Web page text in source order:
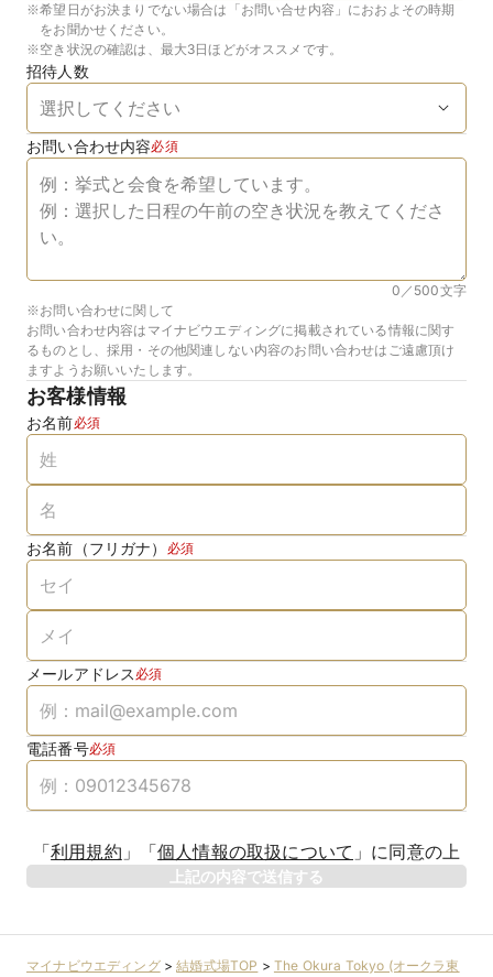
※希望日がお決まりでない場合は「お問い合せ内容」におおよその時期
をお聞かせください。
※空き状況の確認は、最大3日ほどがオススメです。
招待人数
お問い合わせ内容必須
0／500文字
※お問い合わせに関して
お問い合わせ内容はマイナビウエディングに掲載されている情報に関す
るものとし、採用・その他関連しない内容のお問い合わせはご遠慮頂け
ますようお願いいたします。
お客様情報
お名前必須
お名前（フリガナ） 必須
メールアドレス 必須
電話番号必須
「利用規約 」 「個人情報の取扱について 」 に同意の上
上記の内容で送信する
マイナビウエディング>結婚式場TOP > The Okura Tokyo (オークラ東